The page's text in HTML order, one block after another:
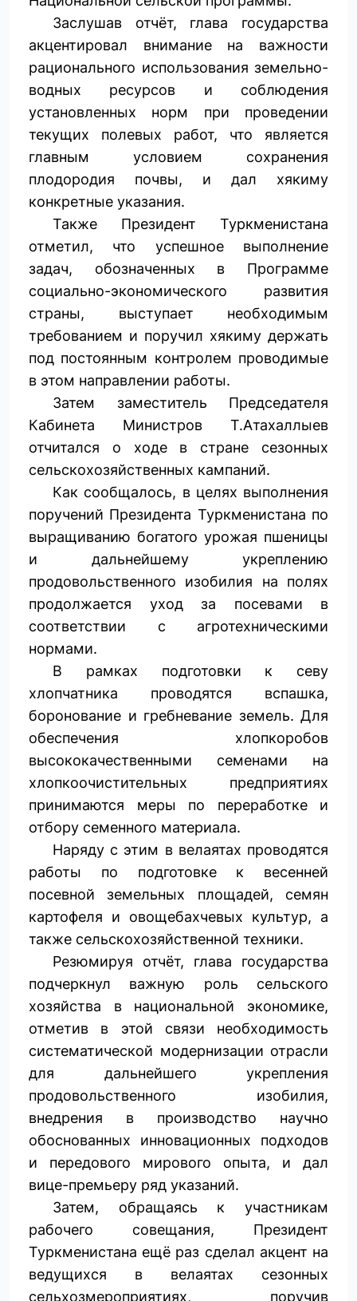
Заслушав отчёт, глава государства
акцентировал внимание на важности
рационального использования земельно-
водных ресурсов и соблюдения
установленных норм при проведении
текущих полевых работ, что является
главным условием сохранения
плодородия почвы, и дал хякиму
конкретные указания.
Также Президент Туркменистана
отметил, что успешное выполнение
задач, обозначенных в Программе
социально-экономического развития
страны, выступает необходимым
требованием и поручил хякиму держать
под постоянным контролем проводимые
в этом направлении работы.
Затем заместитель Председателя
Кабинета Министров Т.Атахаллыев
отчитался о ходе в стране сезонных
сельскохозяйственных кампаний.
Как сообщалось, в целях выполнения
поручений Президента Туркменистана по
выращиванию богатого урожая пшеницы
и дальнейшему укреплению
продовольственного изобилия на полях
продолжается уход за посевами в
соответствии с агротехническими
нормами.
В рамках подготовки к севу
хлопчатника проводятся вспашка,
боронование и гребневание земель. Для
обеспечения хлопкоробов
высококачественными семенами на
хлопкоочистительных предприятиях
принимаются меры по переработке и
отбору семенного материала.
Наряду с этим в велаятах проводятся
работы по подготовке к весенней
посевной земельных площадей, семян
картофеля и овощебахчевых культур, а
также сельскохозяйственной техники.
Резюмируя отчёт, глава государства
подчеркнул важную роль сельского
хозяйства в национальной экономике,
отметив в этой связи необходимость
систематической модернизации отрасли
для дальнейшего укрепления
продовольственного изобилия,
внедрения в производство научно
обоснованных инновационных подходов
и передового мирового опыта, и дал
вице-премьеру ряд указаний.
Затем, обращаясь к участникам
рабочего совещания, Президент
Туркменистана ещё раз сделал акцент на
ведущихся в велаятах сезонных
сельхозмероприятиях, поручив